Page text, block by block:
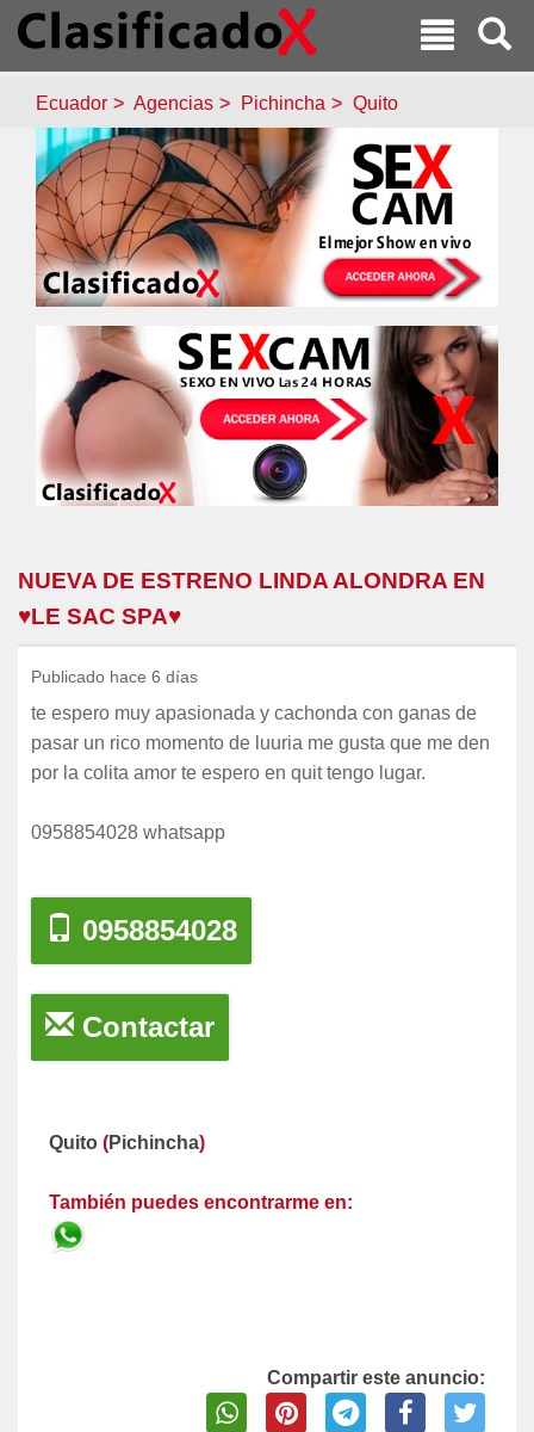
Ecuador Agencias Pichincha Quito
NUEVA DE ESTRENO LINDA ALONDRA EN
♥LE SAC SPA♥
Publicado hace 6 días
te espero muy apasionada y cachonda con ganas de
pasar un rico momento de luuria me gusta que me den
por la colita amor te espero en quit tengo lugar.
0958854028 whatsapp
0958854028
Contactar
Quito (Pichincha)
También puedes encontrarme en:
Compartir este anuncio: